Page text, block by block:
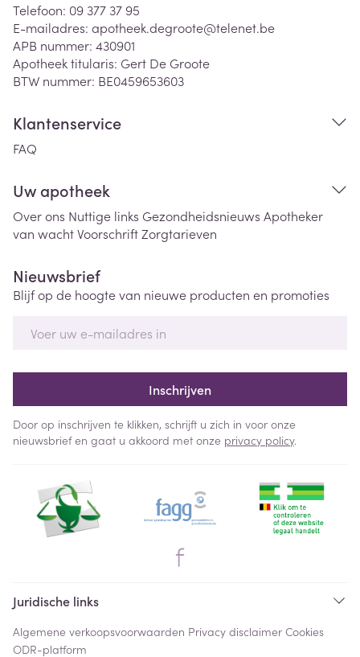
Telefoon: 09 377 37 95
E-mailadres: apotheek.degroote@telenet.be
APB nummer: 430901
Apotheek titularis: Gert De Groote
BTW nummer: BE0459653603
Klantenservice
FAQ
Uw apotheek
Over ons Nuttige links Gezondheidsnieuws Apotheker
van wachtVoorschriftZorgtarieven
Nieuwsbrief
Blijf op de hoogte van nieuwe producten en promoties
Inschrijven
Door op inschrijven te klikken, schrijft u zich in voor onze
nieuwsbrief en gaat u akkoord met onze privacy policy.
Juridische links
Algemene verkoopsvoorwaarden Privacy disclaimer Cookies
ODR-platform